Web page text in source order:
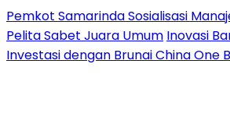
Pemkot Samarinda Sosialisasi
Pelita Sabet Juara Umum Inovasi
Investasi dengan Brunai China One